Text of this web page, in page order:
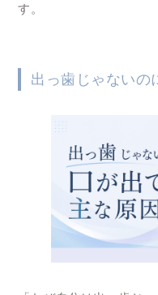
す。
出っ歯じゃないの